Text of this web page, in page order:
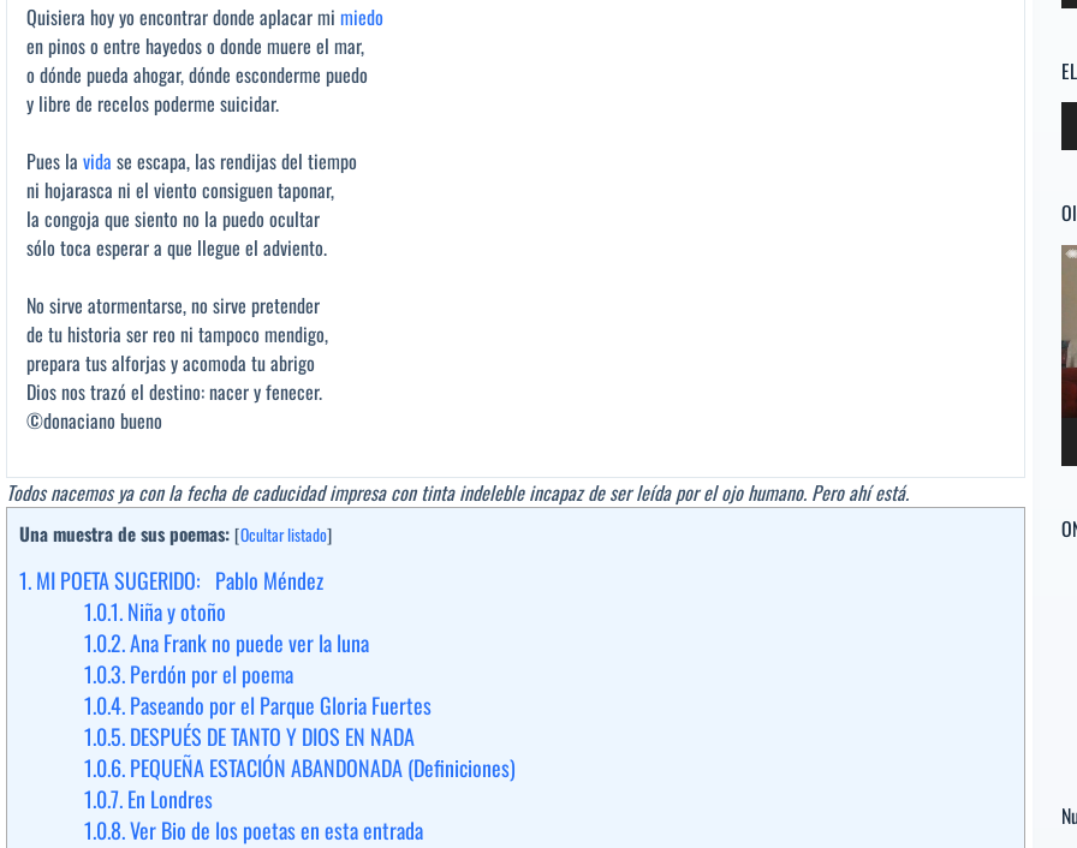
Quisiera hoy yo encontrar donde aplacar mi miedo
en pinos o entre hayedos o donde muere el mar,
o dónde pueda ahogar, dónde esconderme puedo
y libre de recelos poderme suicidar.
Pues la vida se escapa, las rendijas del tiempo
ni hojarasca ni el viento consiguen taponar,
la congoja que siento no la puedo ocultar
sólo toca esperar a que llegue el adviento.
No sirve atormentarse, no sirve pretender
de tu historia ser reo ni tampoco mendigo,
prepara tus alforjas y acomoda tu abrigo
Dios nos trazó el destino: nacer y fenecer.
©donaciano bueno
Todos nacemos ya con la fecha de caducidad impresa con tinta indeleble incapaz de ser leída por el ojo humano. Pero ahí está.
Una muestra de sus poemas: [Ocultar listado]
1.MI POETA SUGERIDO: Pablo Méndez
1.0.1.Niña y otoño
1.0.2.Ana Frank no puede ver la luna
1.0.3.Perdón por el poema
1.0.4.Paseando por el Parque Gloria Fuertes
1.0.5.DESPUÉS DE TANTO Y DIOS EN NADA
1.0.6.PEQUEÑA ESTACIÓN ABANDONADA (Definiciones)
1.0.7.En Londres
1.0.8.Ver Bio de los poetas en esta entrada
de